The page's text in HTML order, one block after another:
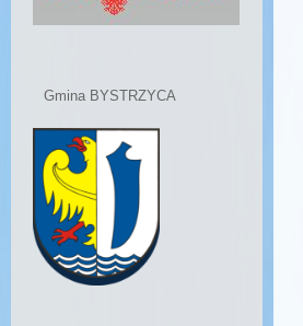
Gmina BYSTRZYCA